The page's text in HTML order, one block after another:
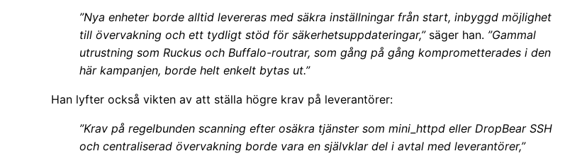
”Nya enheter borde alltid levereras med säkra inställningar från start, inbyggd möjlighet
till övervakning och ett tydligt stöd för säkerhetsuppdateringar,”säger han. ”Gammal
utrustning som Ruckus och Buffalo-routrar, som gång på gång komprometterades i den
här kampanjen, borde helt enkelt bytas ut.”
Han lyfter också vikten av att ställa högre krav på leverantörer:
”Krav på regelbunden scanning efter osäkra tjänster som mini_httpd eller DropBear SSH
och centraliserad övervakning borde vara en självklar del i avtal med leverantörer,”